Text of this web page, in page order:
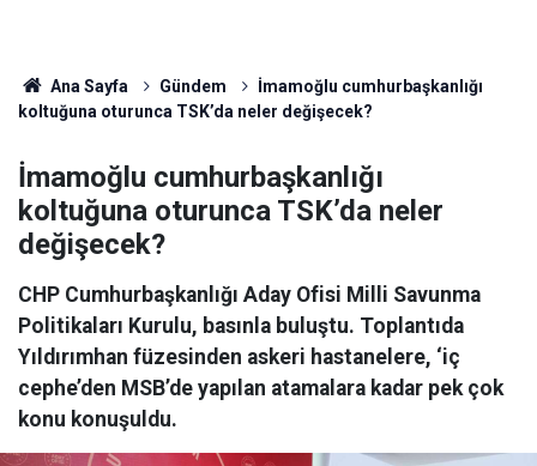
Ana Sayfa Gündem
İmamoğlu cumhurbaşkanlığı
koltuğuna oturunca TSK’da neler değişecek?
İmamoğlu cumhurbaşkanlığı
koltuğuna oturunca TSK’da neler
değişecek?
CHP Cumhurbaşkanlığı Aday Ofisi Milli Savunma
Politikaları Kurulu, basınla buluştu. Toplantıda
Yıldırımhan füzesinden askeri hastanelere, ‘iç
cephe’den MSB’de yapılan atamalara kadar pek çok
konu konuşuldu.